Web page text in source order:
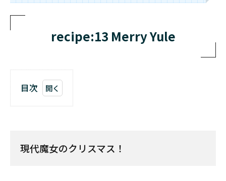
recipe:13 Merry Yule
目次
リス
マ
現代魔女のクリスマス！